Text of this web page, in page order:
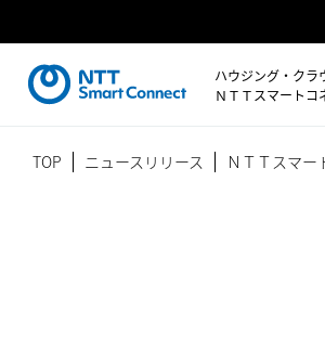
ハウジング・クラ
ＮＴＴスマートコ
TOP ニュースリリース ＮＴＴスマ